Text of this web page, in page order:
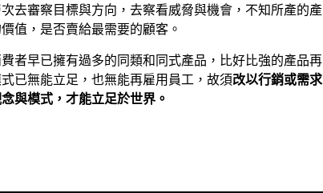
去審察目標與方向，去察看威脅與機會，不知所產的產
值，是否賣給最需要的顧客。
者早已擁有過多的同類和同式產品，比好比強的產品再
已無能立足，也無能再雇用員工，故須改以行銷或需求
與模式，才能立足於世界。